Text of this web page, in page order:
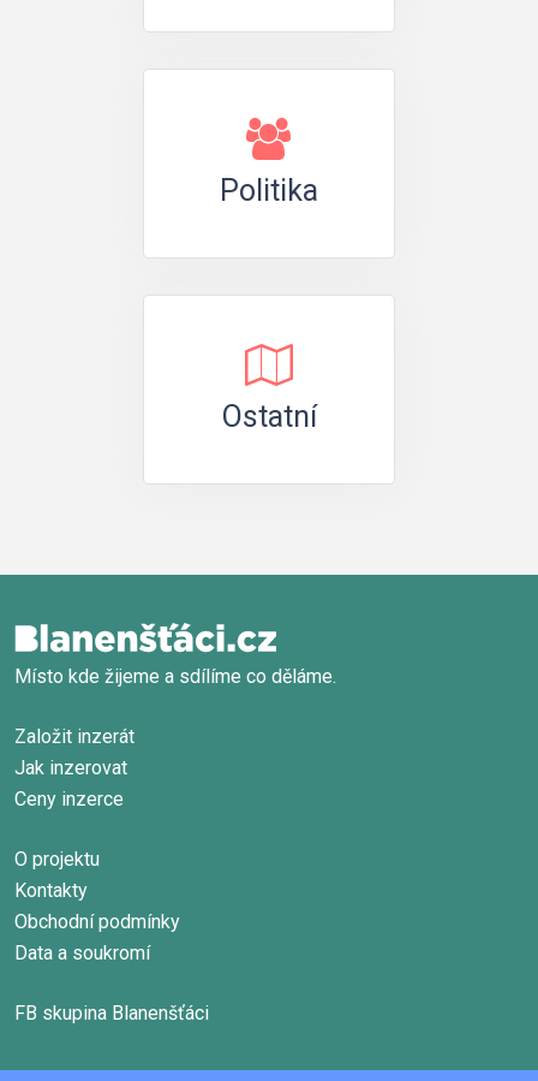
Politika
Ostatní
Místo kde žijeme a sdílíme co děláme.
Založit inzerát
Jak inzerovat
Ceny inzerce
O projektu
Kontakty
Obchodní podmínky
Data a soukromí
FB skupina Blanenšťáci